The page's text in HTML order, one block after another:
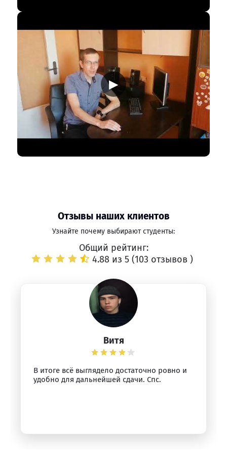
▶
Отзывы наших клиентов
Узнайте почему выбирают студенты:
Общий рейтинг:
4.88 из 5 (103 отзывов )
Витя
В итоге всё выглядело достаточно ровно и
удобно для дальнейшей сдачи. Спс.